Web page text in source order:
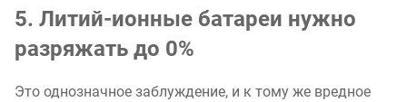
5. Литий-ионные батареи нужно
разряжать до 0%
Это однозначное заблуждение, и к тому же вредное